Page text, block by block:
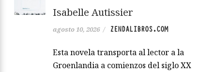
Isabelle Autissier
agosto 10, 2026 / ZENDALIBROS.COM
Esta novela transporta al lector a la
Groenlandia a comienzos del siglo XX